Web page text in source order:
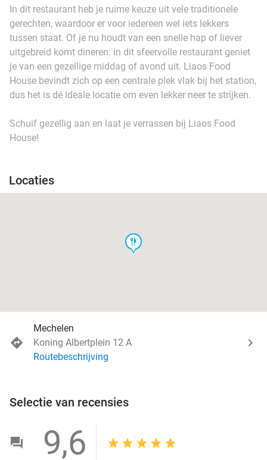
In dit restaurant heb je ruime keuze uit vele traditionele
gerechten, waardoor er voor iedereen wel iets lekkers
tussen staat. Of je nu houdt van een snelle hap of liever
uitgebreid komt dineren: in dit sfeervolle restaurant geniet
je van een gezellige middag of avond uit. Liaos Food
House bevindt zich op een centrale plek vlak bij het station,
dus het is dé ideale locatie om even lekker neer te strijken.
Schuif gezellig aan en laat je verrassen bij Liaos Food
House!
Locaties
food
Mechelen
Koning Albertplein 12 A
Routebeschrijving
Selectie van recensies
9,6